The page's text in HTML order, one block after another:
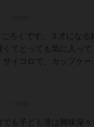
ろくです。３才になる
てとっても気に入っ
イコロで、カップケー
も子ども達は興味深々